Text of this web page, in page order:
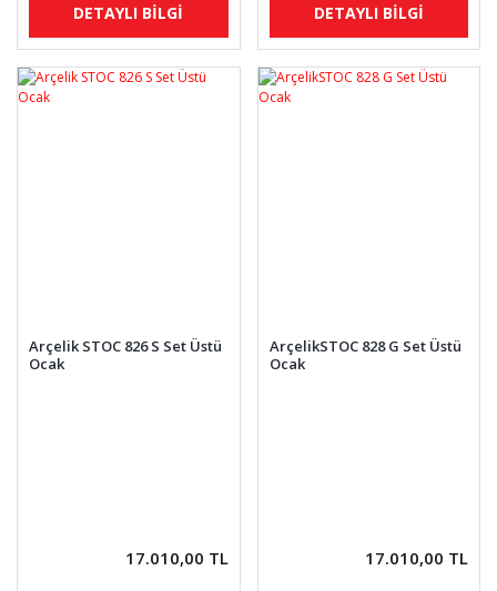
DETAYLI BİLGİ DETAYLI BİLGİ
Arçelik STOC 826 S Set Üstü
Ocak
17.010,00 TL
ArçelikSTOC 828 G Set Üstü
Ocak
17.010,00 TL